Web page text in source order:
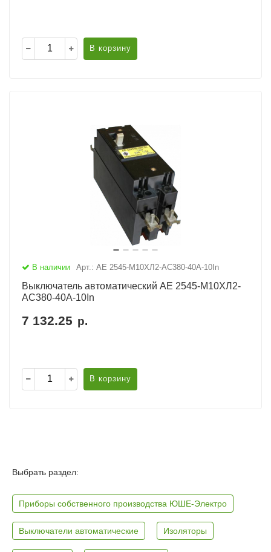
В корзину
В наличии Арт.: АЕ 2545-М10ХЛ2-AC380-40А-10In
Выключатель автоматический АЕ 2545-М10ХЛ2-
AC380-40А-10In
7 132.25 р.
В корзину
Выбрать раздел:
Приборы собственного производства ЮШЕ-Электро
Выключатели автоматические Изоляторы